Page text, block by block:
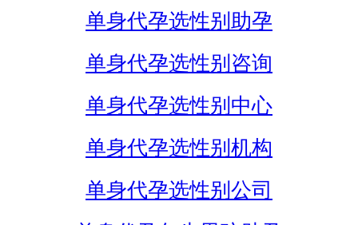
单身代孕选性别助孕
单身代孕选性别咨询
单身代孕选性别中心
单身代孕选性别机构
单身代孕选性别公司